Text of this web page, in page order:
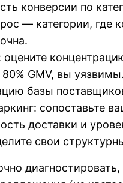
конверсии по
— категории, где
80% GMV, вы
базы
сопоставьте
доставки и
свои